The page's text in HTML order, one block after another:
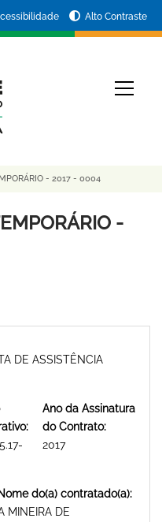
Alto Contraste
- 2017 - 0004
-
DE ASSISTÊNCIA
Ano da Assinatura
do Contrato:
2017
do(a) contratado(a):
MINEIRA DE